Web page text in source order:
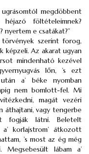
megdöbbent
föltételeimnek?
nyertem e csatákat?”
törvények szerint forog,
képzeli. Az akarat ugyan
mindenható kezével
lőn, ’s ezt
után a’ béke nyomban
nem bomlott-fel. Mi
magát vezéri
áthajtani, vagy tengerbe
fogják látni. Beletelt
korlajstrom’ átkozott
’s most az ég még
Megsebesült lábam a’